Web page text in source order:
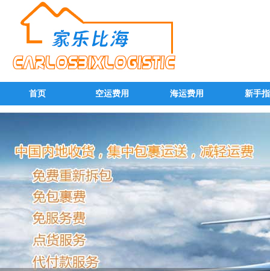
首页 空运费用 海运费用 新手